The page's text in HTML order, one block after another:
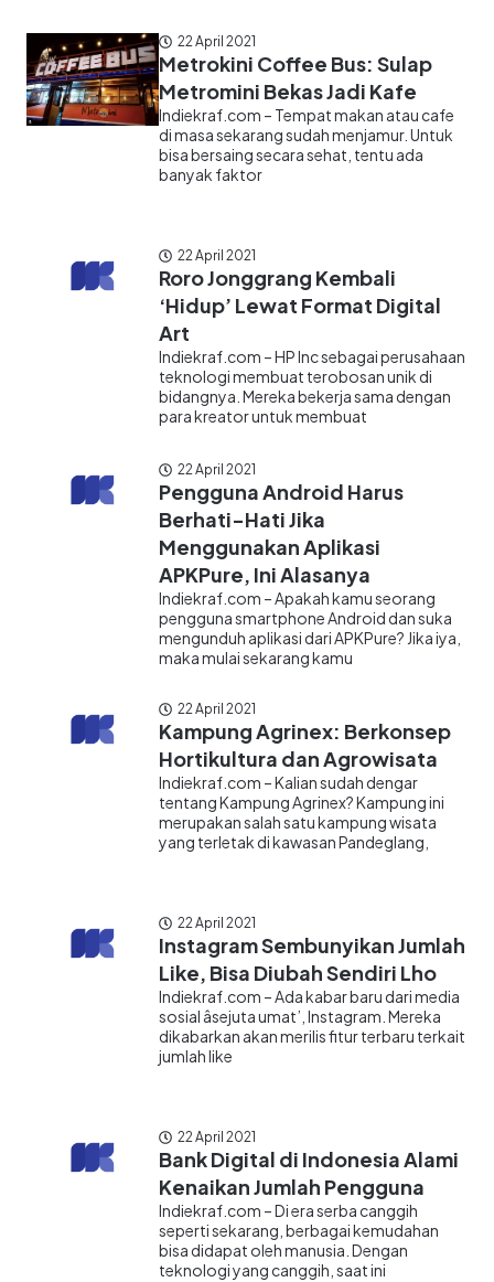
22 April 2021
Metrokini Coffee Bus: Sulap
Metromini Bekas Jadi Kafe
Indiekraf.com – Tempat makan atau cafe
di masa sekarang sudah menjamur. Untuk
bisa bersaing secara sehat, tentu ada
banyak faktor
22 April 2021
Roro Jonggrang Kembali
‘Hidup’ Lewat Format Digital
Art
Indiekraf.com – HP Inc sebagai perusahaan
teknologi membuat terobosan unik di
bidangnya. Mereka bekerja sama dengan
para kreator untuk membuat
22 April 2021
Pengguna Android Harus
Berhati-Hati Jika
Menggunakan Aplikasi
APKPure, Ini Alasanya
Indiekraf.com – Apakah kamu seorang
pengguna smartphone Android dan suka
mengunduh aplikasi dari APKPure? Jika iya,
maka mulai sekarang kamu
22 April 2021
Kampung Agrinex: Berkonsep
Hortikultura dan Agrowisata
Indiekraf.com – Kalian sudah dengar
tentang Kampung Agrinex? Kampung ini
merupakan salah satu kampung wisata
yang terletak di kawasan Pandeglang,
22 April 2021
Instagram Sembunyikan Jumlah
Like, Bisa Diubah Sendiri Lho
Indiekraf.com – Ada kabar baru dari media
sosial âsejuta umat’, Instagram. Mereka
dikabarkan akan merilis fitur terbaru terkait
jumlah like
22 April 2021
Bank Digital di Indonesia Alami
Kenaikan Jumlah Pengguna
Indiekraf.com – Di era serba canggih
seperti sekarang, berbagai kemudahan
bisa didapat oleh manusia. Dengan
teknologi yang canggih, saat ini